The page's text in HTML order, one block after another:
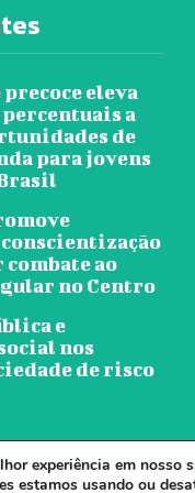
eleva
percentuais a
de
para jovens
ao
no Centro
e
nos
de risco
Cidade - Todos os direitos
experiência em nosso
estamos usando ou